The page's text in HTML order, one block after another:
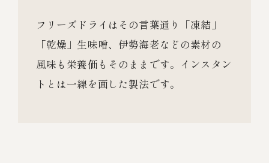
フリーズドライはその言葉通り「凍結」
「乾燥」生味噌、伊勢海老などの素材の
風味も栄養価もそのままです。インスタン
トとは一線を画した製法です。